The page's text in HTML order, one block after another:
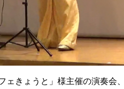
きょうと」様主催の演奏会、